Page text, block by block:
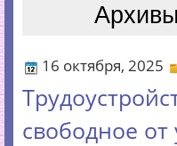
16 октября, 2025
свободное